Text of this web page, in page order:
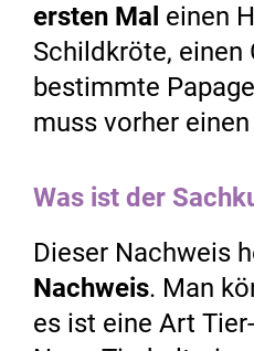
ersten Mal einen
Schildkröte, einen
bestimmte
muss vorher
Was ist der
Dieser Nachweis
Nachweis. Man
es ist eine Art